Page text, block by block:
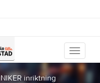
Visa
meny
inriktning